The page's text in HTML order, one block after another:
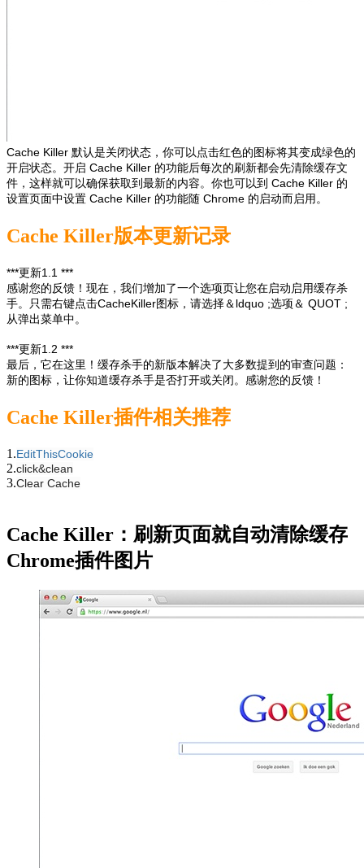
Cache Killer 默认是关闭状态，你可以点击红色的图标将其变成绿色的
开启状态。开启 Cache Killer 的功能后每次的刷新都会先清除缓存文
件，这样就可以确保获取到最新的内容。你也可以到 Cache Killer 的
设置页面中设置 Cache Killer 的功能随 Chrome 的启动而启用。
Cache Killer版本更新记录
***更新1.1 ***
感谢您的反馈！现在，我们增加了一个选项页让您在启动启用缓存杀
手。只需右键点击CacheKiller图标，请选择＆ldquo ;选项＆ QUOT ;
从弹出菜单中。
***更新1.2 ***
最后，它在这里！缓存杀手的新版本解决了大多数提到的审查问题：
新的图标，让你知道缓存杀手是否打开或关闭。感谢您的反馈！
Cache Killer插件相关推荐
1.EditThisCookie
2.click&clean
3.Clear Cache
Cache Killer：刷新页面就自动清除缓存
Chrome插件图片